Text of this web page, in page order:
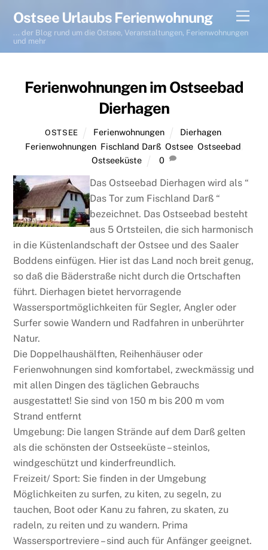
content
Ostsee Urlaubs Ferienwohnung
... der Blog rund um die Ostsee, Veranstaltungen, Ferienwohnungen
und mehr
Ferienwohnungen im Ostseebad
Dierhagen
OSTSEE Ferienwohnungen Dierhagen,
Ferienwohnungen Fischland Darß Ostsee Ostseebad
Ostseeküste
0
Das Ostseebad Dierhagen wird als “
Das Tor zum Fischland Darß “
bezeichnet. Das Ostseebad besteht
aus 5 Ortsteilen, die sich harmonisch
in die Küstenlandschaft der Ostsee und des Saaler
Boddens einfügen. Hier ist das Land noch breit genug,
so daß die Bäderstraße nicht durch die Ortschaften
führt. Dierhagen bietet hervorragende
Wassersportmöglichkeiten für Segler, Angler oder
Surfer sowie Wandern und Radfahren in unberührter
Natur.
Die Doppelhaushälften, Reihenhäuser oder
Ferienwohnungen sind komfortabel, zweckmässig und
mit allen Dingen des täglichen Gebrauchs
ausgestattet! Sie sind von 150 m bis 200 m vom
Strand entfernt
Umgebung: Die langen Strände auf dem Darß gelten
als die schönsten der Ostseeküste – steinlos,
windgeschützt und kinderfreundlich.
Freizeit/ Sport: Sie finden in der Umgebung
Möglichkeiten zu surfen, zu kiten, zu segeln, zu
tauchen, Boot oder Kanu zu fahren, zu skaten, zu
radeln, zu reiten und zu wandern. Prima
Wassersportreviere – sind auch für Anfänger geeignet.